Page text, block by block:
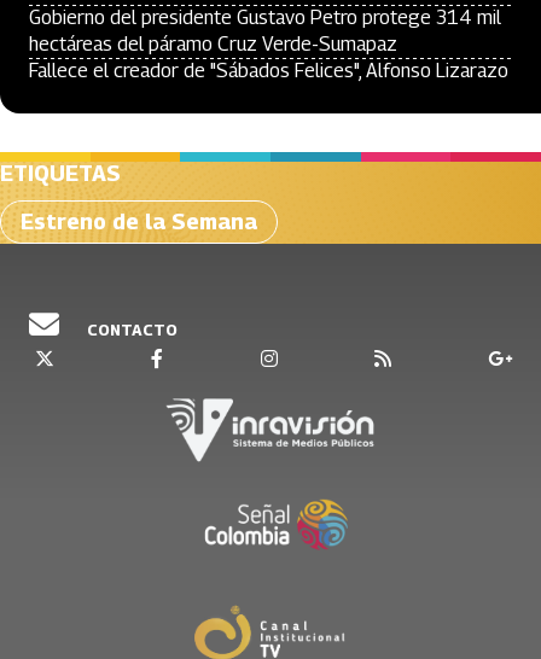
Gobierno del presidente Gustavo Petro protege 314 mil
hectáreas del páramo Cruz Verde-Sumapaz
Fallece el creador de "Sábados Felices", Alfonso Lizarazo
ETIQUETAS
Estreno de la Semana
CONTACTO